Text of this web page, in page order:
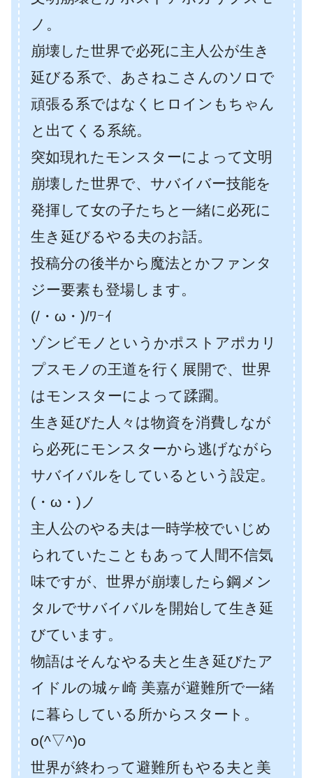
ノ。
崩壊した世界で必死に主人公が生き
延びる系で、あさねこさんのソロで
頑張る系ではなくヒロインもちゃん
と出てくる系統。
突如現れたモンスターによって文明
崩壊した世界で、サバイバー技能を
発揮して女の子たちと一緒に必死に
生き延びるやる夫のお話。
投稿分の後半から魔法とかファンタ
ジー要素も登場します。
(/・ω・)/ﾜｰｲ
ゾンビモノというかポストアポカリ
プスモノの王道を行く展開で、世界
はモンスターによって蹂躙。
生き延びた人々は物資を消費しなが
ら必死にモンスターから逃げながら
サバイバルをしているという設定。
(・ω・)ノ
主人公のやる夫は一時学校でいじめ
られていたこともあって人間不信気
味ですが、世界が崩壊したら鋼メン
タルでサバイバルを開始して生き延
びています。
物語はそんなやる夫と生き延びたア
イドルの城ヶ崎 美嘉が避難所で一緒
に暮らしている所からスタート。
o(^▽^)o
世界が終わって避難所もやる夫と美